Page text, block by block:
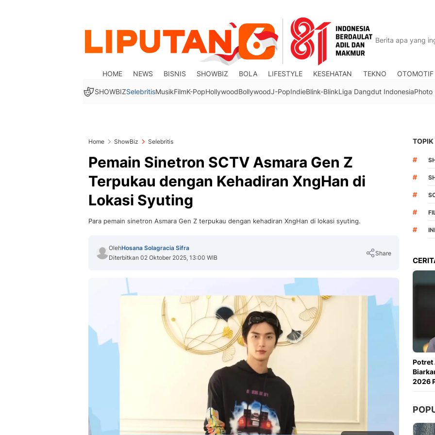
HOME NEWS BISNIS SHOWBIZ BOLA LIFESTYLE KESEHATAN TEKNO OTOMOTIF
SHOWBIZSelebritisMusikFilmK-PopHollywoodBollywoodJ-PopIndieBlink-BlinkLiga Dangdut IndonesiaPhoto
Home ShowBiz Selebritis
Pemain Sinetron SCTV Asmara Gen Z
Terpukau dengan Kehadiran XngHan di
Lokasi Syuting
Para pemain sinetron Asmara Gen Z terpukau dengan kehadiran XngHan di lokasi syuting.
OlehHosana Solagracia Sifra
Diterbitkan 02 Oktober 2025, 13:00 WIB
Share
Copy Link
TOPIK
#
#
#
#
#
Potret
2026